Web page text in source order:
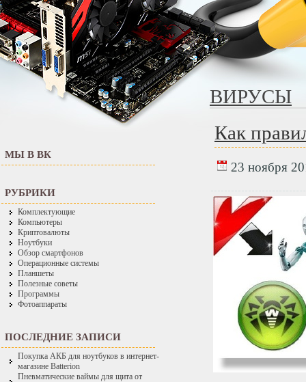
МЫ В ВК
РУБРИКИ
Комплектующие
Компьютеры
Криптовалюты
Ноутбуки
Обзор смартфонов
Операционные системы
Планшеты
Полезные советы
Программы
Фотоаппараты
ПОСЛЕДНИЕ ЗАПИСИ
Покупка АКБ для ноутбуков в интернет-
магазине Batterion
Пневматические ваймы для щита от
ВИРУСЫ
Как
23 ноября